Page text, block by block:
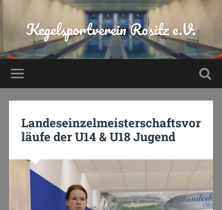
Kegelsportverein Rositz e.V.
Landeseinzelmeisterschaftsvor
läufe der U14 & U18 Jugend